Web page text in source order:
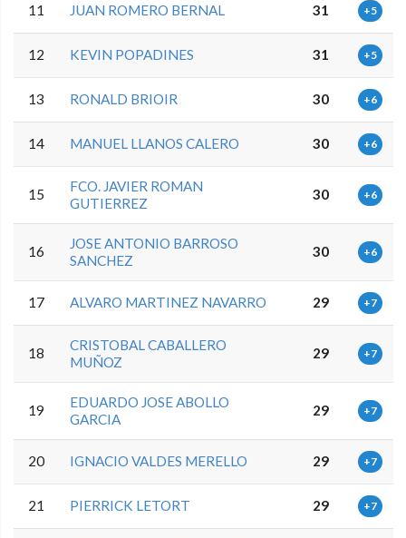
11 JUAN ROMERO BERNAL 31 +5
12 KEVIN POPADINES 31 +5
13 RONALD BRIOIR 30 +6
14 MANUEL LLANOS CALERO 30 +6
15
FCO. JAVIER ROMAN
GUTIERREZ
30 +6
16
JOSE ANTONIO BARROSO
SANCHEZ
30 +6
17 ALVARO MARTINEZ NAVARRO 29 +7
18
CRISTOBAL CABALLERO
MUÑOZ
29 +7
19
EDUARDO JOSE ABOLLO
GARCIA
29 +7
20 IGNACIO VALDES MERELLO 29 +7
21 PIERRICK LETORT 29 +7